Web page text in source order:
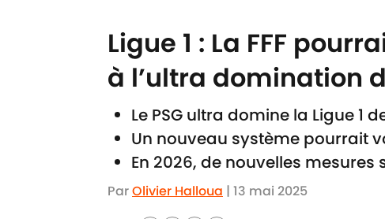
Ligue 1 : La FFF
à l’ultra domination
Le PSG ultra domine la Ligue 1
Un nouveau système pourrait
En 2026, de nouvelles mesures
ParOlivier Halloua | 13 mai 2025